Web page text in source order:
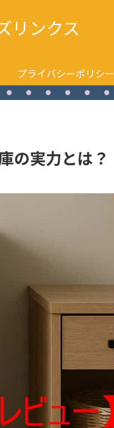
リンクス
プライバシーポリシー
の実力とは？